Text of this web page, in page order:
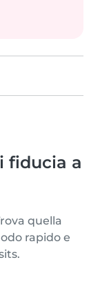
fiducia a
quella
rapido e